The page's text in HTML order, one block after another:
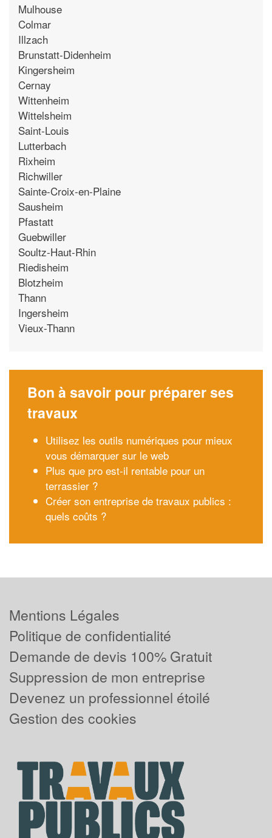
Mulhouse
Colmar
Illzach
Brunstatt-Didenheim
Kingersheim
Cernay
Wittenheim
Wittelsheim
Saint-Louis
Lutterbach
Rixheim
Richwiller
Sainte-Croix-en-Plaine
Sausheim
Pfastatt
Guebwiller
Soultz-Haut-Rhin
Riedisheim
Blotzheim
Thann
Ingersheim
Vieux-Thann
Bon à savoir pour préparer ses
travaux
Utilisez les outils numériques pour mieux
vous démarquer sur le web
Plus que pro est-il rentable pour un
terrassier ?
Créer son entreprise de travaux publics :
quels coûts ?
Mentions Légales
Politique de confidentialité
Demande de devis 100% Gratuit
Suppression de mon entreprise
Devenez un professionnel étoilé
Gestion des cookies